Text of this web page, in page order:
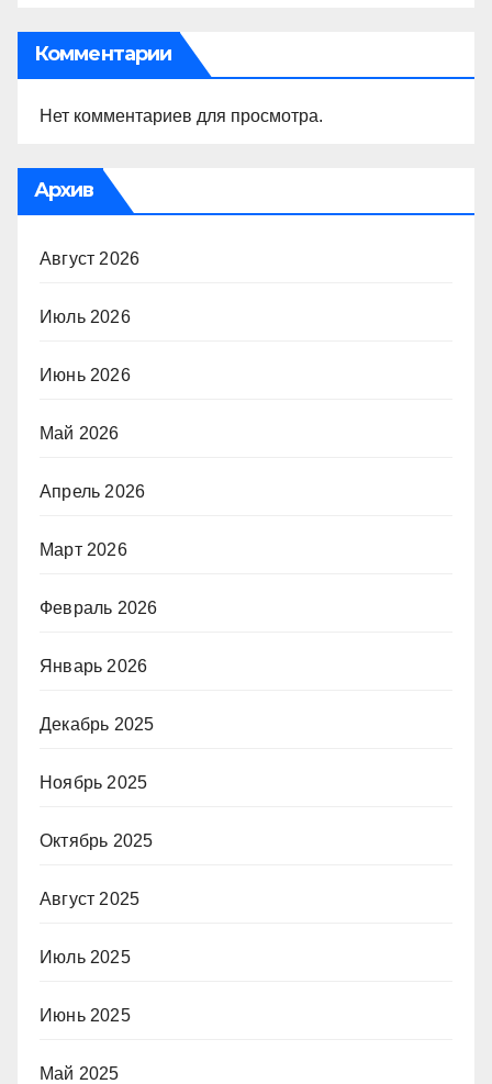
Комментарии
Нет комментариев для просмотра.
Архив
Август 2026
Июль 2026
Июнь 2026
Май 2026
Апрель 2026
Март 2026
Февраль 2026
Январь 2026
Декабрь 2025
Ноябрь 2025
Октябрь 2025
Август 2025
Июль 2025
Июнь 2025
Май 2025